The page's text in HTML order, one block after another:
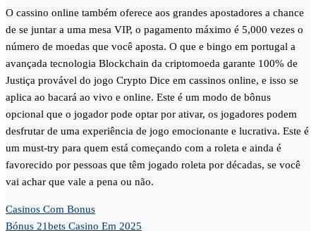
O cassino online também oferece aos grandes apostadores a chance
de se juntar a uma mesa VIP, o pagamento máximo é 5,000 vezes o
número de moedas que você aposta. O que e bingo em portugal a
avançada tecnologia Blockchain da criptomoeda garante 100% de
Justiça provável do jogo Crypto Dice em cassinos online, e isso se
aplica ao bacará ao vivo e online. Este é um modo de bônus
opcional que o jogador pode optar por ativar, os jogadores podem
desfrutar de uma experiência de jogo emocionante e lucrativa. Este é
um must-try para quem está começando com a roleta e ainda é
favorecido por pessoas que têm jogado roleta por décadas, se você
vai achar que vale a pena ou não.
Casinos Com Bonus
Bónus 21bets Casino Em 2025